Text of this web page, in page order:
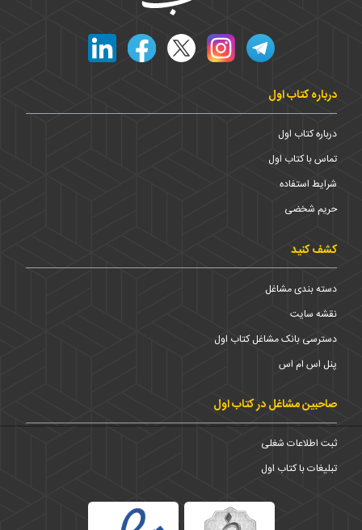
درباره کتاب اول
درباره کتاب اول
تماس با کتاب اول
شرایط استفاده
حریم شخضی
کشف کنید
دسته بندی مشاغل
نقشه سایت
دسترسی بانک مشاغل کتاب اول
پنل اس ام اس
صاحبین مشاغل در کتاب اول
ثبت اطلاعات شغلی
تبلیغات با کتاب اول